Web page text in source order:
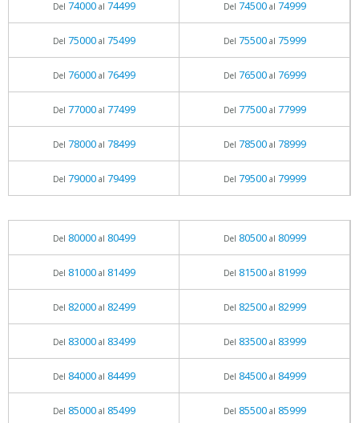
Del 74000al 74499 Del 74500al 74999
Del 75000al 75499 Del 75500al 75999
Del 76000al 76499 Del 76500al 76999
Del 77000al 77499 Del 77500al 77999
Del 78000al 78499 Del 78500al 78999
Del 79000al 79499 Del 79500al 79999
Del 80000al 80499 Del 80500al 80999
Del 81000al 81499 Del 81500al 81999
Del 82000al 82499 Del 82500al 82999
Del 83000al 83499 Del 83500al 83999
Del 84000al 84499 Del 84500al 84999
Del 85000al 85499 Del 85500al 85999